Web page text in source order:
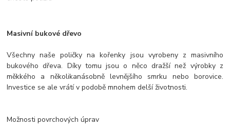
Masivní bukové dřevo
Všechny naše poličky na kořenky jsou vyrobeny z masivního
bukového dřeva. Díky tomu jsou o něco dražší než výrobky z
měkkého a několikanásobně levnějšího smrku nebo borovice.
Investice se ale vrátí v podobě mnohem delší životnosti.
Možnosti povrchových úprav